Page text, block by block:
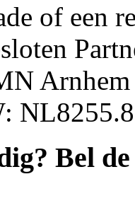
of een
Bel